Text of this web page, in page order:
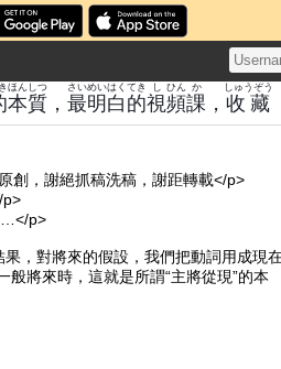
本質
ほんしつ
， 最
さい
明白
めいはく
的
てき
視
し
頻
ひん
課
か
， 收藏
しゅうぞう
創，謝絕抓稿洗稿，謝距轉載</p>
p>
p>
，對將來的假設，我們把動詞用成現
將來時，這就是所謂“主將從現”的本